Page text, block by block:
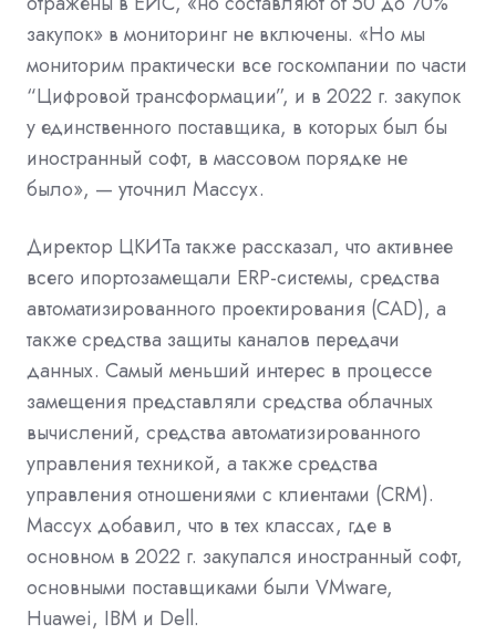
закупок» в мониторинг не включены. «Но мы
мониторим практически все госкомпании по части
“Цифровой трансформации”, и в 2022 г. закупок
у единственного поставщика, в которых был бы
иностранный софт, в массовом порядке не
было», — уточнил Массух.
Директор ЦКИТа также рассказал, что активнее
всего ипортозамещали ERP-системы, средства
автоматизированного проектирования (CAD), а
также средства защиты каналов передачи
данных. Самый меньший интерес в процессе
замещения представляли средства облачных
вычислений, средства автоматизированного
управления техникой, а также средства
управления отношениями с клиентами (CRM).
Массух добавил, что в тех классах, где в
основном в 2022 г. закупался иностранный софт,
основными поставщиками были VMware,
Huawei, IBM и Dell.